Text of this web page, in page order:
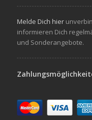
Melde Dich hier
informieren Dich
und Sonderangebote.